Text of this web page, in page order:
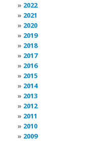
2022
2021
2020
2019
2018
2017
2016
2015
2014
2013
2012
2011
2010
2009